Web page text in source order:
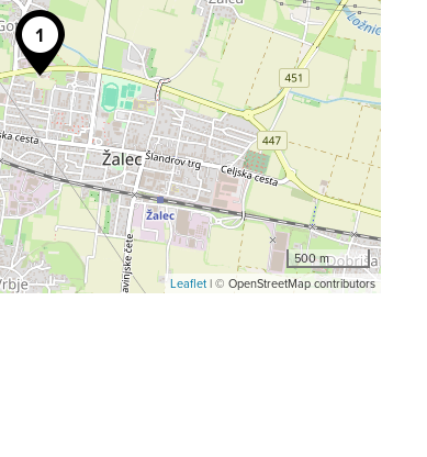
500 m
Leaflet| © OpenStreetMap contributors